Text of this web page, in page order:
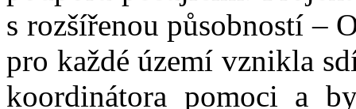
s rozšířenou působností –
pro každé území vznikla
koordinátora pomoci a